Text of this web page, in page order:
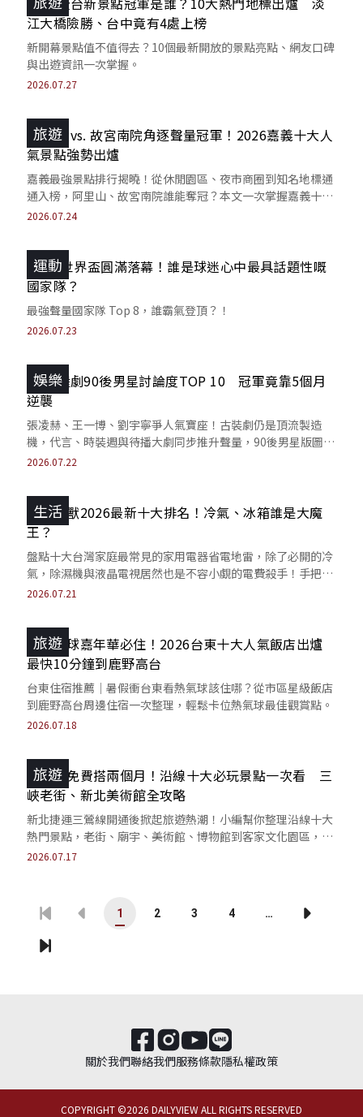
江大橋險勝、台中竟有4處上榜
新開幕景點值不值得去？10個最新開放的景點亮點、網友口碑
與出遊資訊一次掌握。
2026.07.27
旅遊
阿里山 vs. 故宮南院角逐聲量冠軍！2026嘉義十大人
氣景點強勢出爐
嘉義最強景點排行揭曉！從休閒園區、夜市商圈到知名地標通
通入榜，阿里山、故宮南院誰能奪冠？本文一次掌握嘉義十大
旅遊熱點。
2026.07.24
運動
2026 世界盃圓滿落幕！誰是球迷心中最具話題性嘅
國家隊？
最強聲量國家隊 Top 8，誰霸氣登頂？！
2026.07.23
娛樂
2026陸劇90後男星討論度TOP 10 冠軍竟靠5個月
逆襲
張凌赫、王一博、劉宇寧爭人氣寶座！古裝劇仍是頂流製造
機，代言、時裝週與待播大劇同步推升聲量，90後男星版圖再
洗牌？
2026.07.22
生活
吃電怪獸2026最新十大排名！冷氣、冰箱誰是大魔
王？
盤點十大台灣家庭最常見的家用電器省電地雷，除了必開的冷
氣，除濕機與液晶電視居然也是不容小覷的電費殺手！手把手
教你一鍵斷電，省電九成秘訣。
2026.07.21
旅遊
衝熱氣球嘉年華必住！2026台東十大人氣飯店出爐
最快10分鐘到鹿野高台
台東住宿推薦｜暑假衝台東看熱氣球該住哪？從市區星級飯店
到鹿野高台周邊住宿一次整理，輕鬆卡位熱氣球最佳觀賞點。
2026.07.18
旅遊
三鶯線免費搭兩個月！沿線十大必玩景點一次看 三
峽老街、新北美術館全攻略
新北捷運三鶯線開通後掀起旅遊熱潮！小編幫你整理沿線十大
熱門景點，老街、廟宇、美術館、博物館到客家文化園區，現
在只要搭上捷運就能快速抵達目的地。
2026.07.17
1 2 3 4 …
關於我們聯絡我們服務條款隱私權政策
COPYRIGHT ©2026 DAILYVIEW ALL RIGHTS RESERVED